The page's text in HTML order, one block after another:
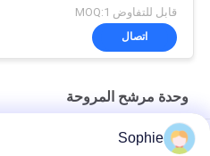
قابل للتفاوض MOQ:1
اتصال
وحدة مرشح المروحة
وحدة تصفية مروحة غرفة نظيفة 100 واط من مرحلتين مع تصفية هيبا
Sophie